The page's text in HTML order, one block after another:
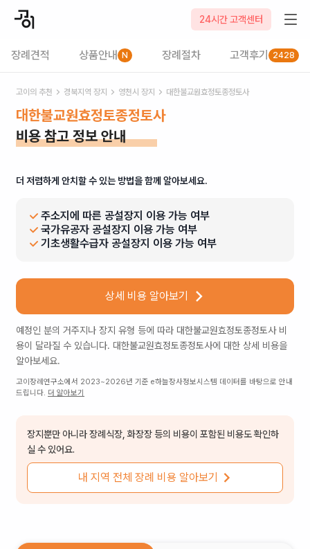
24시간 고객센터
장례견적 상품안내 N 장례절차 고객후기 2428
고이의 추천 경북지역 장지 영천시 장지 대한불교원효정토종정토사
대한불교원효정토종정토사
비용 참고 정보 안내
더 저렴하게 안치할 수 있는 방법을 함께 알아보세요.
주소지에 따른 공설장지 이용 가능 여부
국가유공자 공설장지 이용 가능 여부
기초생활수급자 공설장지 이용 가능 여부
상세 비용 알아보기
예정인 분의 거주지나 장지 유형 등에 따라 대한불교원효정토종정토사비
용이 달라질 수 있습니다. 대한불교원효정토종정토사에 대한 상세 비용을
알아보세요.
고이장례연구소에서 2023~2026년 기준 e하늘장사정보시스템 데이터를 바탕으로 안내
드립니다. 더 알아보기
장지뿐만 아니라 장례식장, 화장장 등의 비용이 포함된 비용도 확인하
실 수 있어요.
내 지역 전체 장례 비용 알아보기